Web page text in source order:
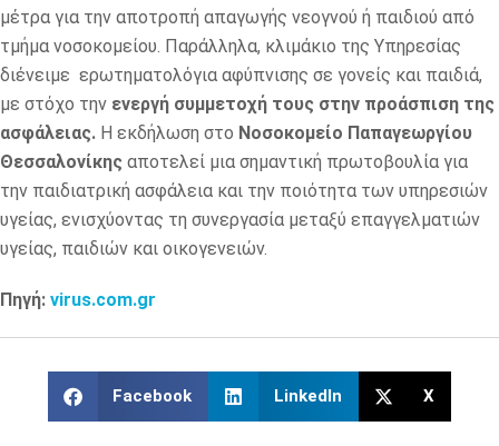
μέτρα για την αποτροπή απαγωγής νεογνού ή παιδιού από
τμήμα νοσοκομείου. Παράλληλα, κλιμάκιο της Υπηρεσίας
διένειμε ερωτηματολόγια αφύπνισης σε γονείς και παιδιά,
με στόχο την ενεργή συμμετοχή τους στην προάσπιση της
ασφάλειας. Η εκδήλωση στο Νοσοκομείο Παπαγεωργίου
Θεσσαλονίκης αποτελεί μια σημαντική πρωτοβουλία για
την παιδιατρική ασφάλεια και την ποιότητα των υπηρεσιών
υγείας, ενισχύοντας τη συνεργασία μεταξύ επαγγελματιών
υγείας, παιδιών και οικογενειών.
Πηγή: virus.com.gr
Facebook LinkedIn X